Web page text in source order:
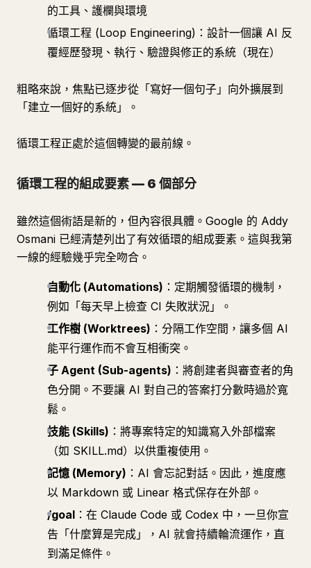
的工具、護欄與環境
循環工程 (Loop Engineering)：設計一個讓 AI 反
覆經歷發現、執行、驗證與修正的系統（現在）
粗略來說，焦點已逐步從「寫好一個句子」向外擴展到
「建立一個好的系統」。
循環工程正處於這個轉變的最前線。
循環工程的組成要素 — 6 個部分
雖然這個術語是新的，但內容很具體。Google 的 Addy
Osmani 已經清楚列出了有效循環的組成要素。這與我第
一線的經驗幾乎完全吻合。
自動化 (Automations) ：定期觸發循環的機制，
例如「每天早上檢查 CI 失敗狀況」。
工作樹 (Worktrees) ：分隔工作空間，讓多個 AI
能平行運作而不會互相衝突。
子 Agent (Sub-agents) ：將創建者與審查者的角
色分開。不要讓 AI 對自己的答案打分數時過於寬
鬆。
技能 (Skills) ：將專案特定的知識寫入外部檔案
（如 SKILL.md）以供重複使用。
記憶 (Memory) ：AI 會忘記對話。因此，進度應
以 Markdown 或 Linear 格式保存在外部。
/goal ：在 Claude Code 或 Codex 中，一旦你宣
告「什麼算是完成」，AI 就會持續輪流運作，直
到滿足條件。